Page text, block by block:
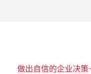
做出自信的企业决